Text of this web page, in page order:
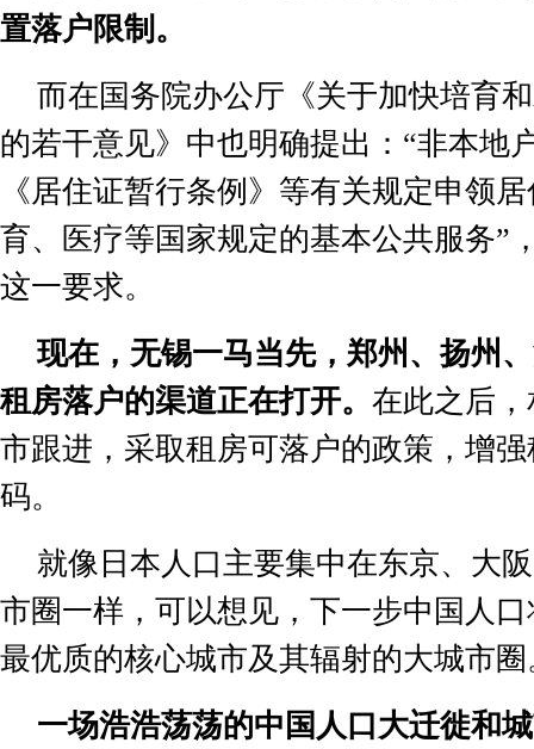
置落户限制。
而在国务院办公厅《关于加快培育
的若干意见》中也明确提出： “非本地
《居住证暂行条例》等有关规定申领
育、医疗等国家规定的基本公共服务”
这一要求。
现在，无锡一马当先，郑州、扬州
租房落户的渠道正在打开。 在此之后
市跟进，采取租房可落户的政策，增
码。
就像日本人口主要集中在东京、大
市圈一样，可以想见，下一步中国人
最优质的核心城市及其辐射的大城市圈
一场浩浩荡荡的中国人口大迁徙和